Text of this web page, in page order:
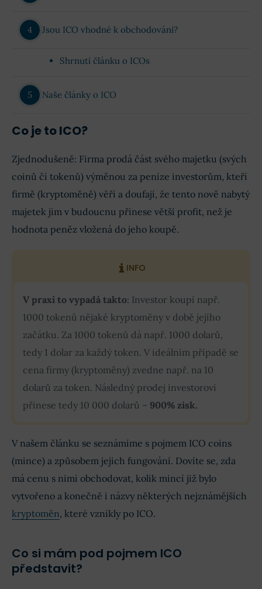
Jsou ICO vhodné k obchodování?
Shrnutí článku o ICOs
Naše články o ICO
Co je to ICO?
Zjednodušeně: Firma prodá část svého majetku (svých
coinů či tokenů) výměnou za peníze investorům, kteří
firmě (kryptoměně) věří a doufají, že tento nově nabytý
majetek jim v budoucnu přinese větší profit, než je
hodnota peněz vložená do jeho koupě.
INFO
V praxi to vypadá takto: Investor koupí např.
1000 tokenů nějaké kryptoměny v době jejího
začátku. Za 1000 tokenů dá např. 1000 dolarů,
tedy 1 dolar za každý token. V ideálním případě se
cena firmy (kryptoměny) zvedne např. na 10
dolarů za token. Následný prodej investorovi
přinese tedy 10 000 dolarů – 900% zisk.
V našem článku se seznámíme s pojmem ICO coins
(mince) a způsobem jejich fungování. Dovíte se, zda
má cenu s nimi obchodovat, kolik mincí již bylo
vytvořeno a konečně i názvy některých nejznámějších
kryptoměn, které vznikly po ICO.
Co si mám pod pojmem ICO
představit?